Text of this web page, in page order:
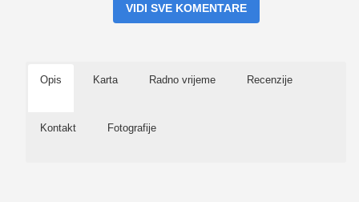
VIDI SVE KOMENTARE
Opis Karta Radno vrijeme Recenzije
Kontakt Fotografije